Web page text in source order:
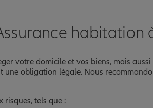
habitation
votre domicile et vos biens, mais
obligation légale. Nous
risques, tels que :